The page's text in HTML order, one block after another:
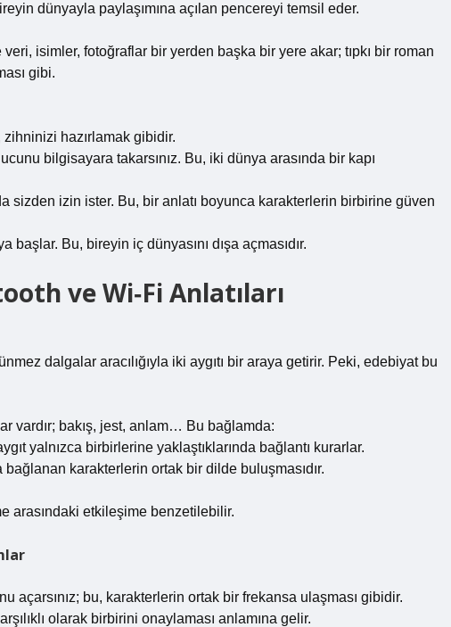
dünyayla paylaşımına açılan pencereyi temsil eder.
isimler, fotoğraflar bir yerden başka bir yere akar; tıpkı bir roman
gibi.
zihninizi hazırlamak gibidir.
bilgisayara takarsınız. Bu, iki dünya arasında bir kapı
sizden izin ister. Bu, bir anlatı boyunca karakterlerin birbirine güven
başlar. Bu, bireyin iç dünyasını dışa açmasıdır.
ve Wi‑Fi Anlatıları
dalgalar aracılığıyla iki aygıtı bir araya getirir. Peki, edebiyat bu
vardır; bakış, jest, anlam… Bu bağlamda:
yalnızca birbirlerine yaklaştıklarında bağlantı kurarlar.
karakterlerin ortak bir dilde buluşmasıdır.
arasındaki etkileşime benzetilebilir.
açarsınız; bu, karakterlerin ortak bir frekansa ulaşması gibidir.
olarak birbirini onaylaması anlamına gelir.